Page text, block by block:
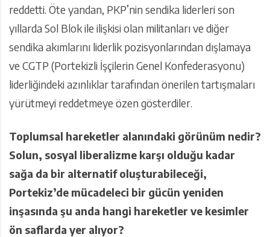
reddetti. Öte yandan, PKP’nin sendika liderleri son
yıllarda Sol Blok ile ilişkisi olan militanları ve diğer
sendika akımlarını liderlik pozisyonlarından dışlamaya
ve CGTP (Portekizli İşçilerin Genel Konfederasyonu)
liderliğindeki azınlıklar tarafından önerilen tartışmaları
yürütmeyi reddetmeye özen gösterdiler.
Toplumsal hareketler alanındaki görünüm nedir?
Solun, sosyal liberalizme karşı olduğu kadar
sağa da bir alternatif oluşturabileceği,
Portekiz’de mücadeleci bir gücün yeniden
inşasında şu anda hangi hareketler ve kesimler
ön saflarda yer alıyor?